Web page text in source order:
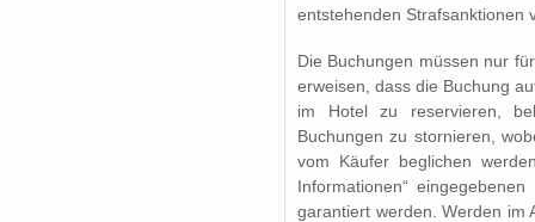
entstehenden Strafsanktionen
Die Buchungen müssen nur
erweisen, dass die Buchung
im Hotel zu reservieren,
Buchungen zu stornieren,
vom Käufer beglichen
Informationen“
garantiert werden. Werden im